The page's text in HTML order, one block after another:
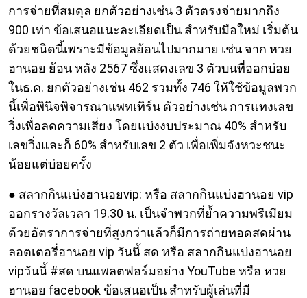
การจ่ายที่สมดุล ยกตัวอย่างเช่น 3 ตัวตรงจ่ายมากถึง
900 เท่า ข้อเสนอแนะละเอียดเป็น สำหรับมือใหม่ เริ่มต้น
ด้วยชนิดนี้เพราะมีข้อมูลย้อนไปมากมาย เช่น จาก หวย
ฮานอย ย้อน หลัง 2567 ซึ่งแสดงเลข 3 ตัวบนที่ออกบ่อย
ในธ.ค. ยกตัวอย่างเช่น 462 รวมทั้ง 746 ให้ใช้ข้อมูลพวก
นี้เพื่อพินิจพิจารณาแพทเทิร์น ตัวอย่างเช่น การแทงเลข
วิ่งเพื่อลดความเสี่ยง โดยแบ่งงบประมาณ 40% สำหรับ
เลขวิ่งและก็ 60% สำหรับเลข 2 ตัว เพื่อเพิ่มจังหวะชนะ
น้อยแต่บ่อยครั้ง
● สลากกินแบ่งฮานอยvip: หรือ สลากกินแบ่งฮานอย vip
ออกรางวัลเวลา 19.30 น. เป็นจำพวกที่ย้ำความพรีเมียม
ด้วยอัตราการจ่ายที่สูงกว่าแล้วก็มีการถ่ายทอดสดผ่าน
ลอตเตอรี่ฮานอย vip วันนี้ สด หรือ สลากกินแบ่งฮานอย
vipวันนี้ #สด บนแพลตฟอร์มอย่าง YouTube หรือ หวย
ฮานอย facebook ข้อเสนอเป็น สำหรับผู้เล่นที่มี